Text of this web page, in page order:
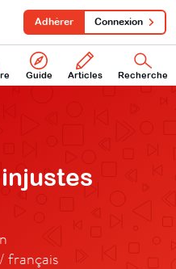
Guide Articles Recherche
Adhérer Connexion
français